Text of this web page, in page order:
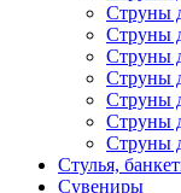
Струны
Струны
Струны
Струны
Струны
Струны
Струны
Стулья,
Сувениры